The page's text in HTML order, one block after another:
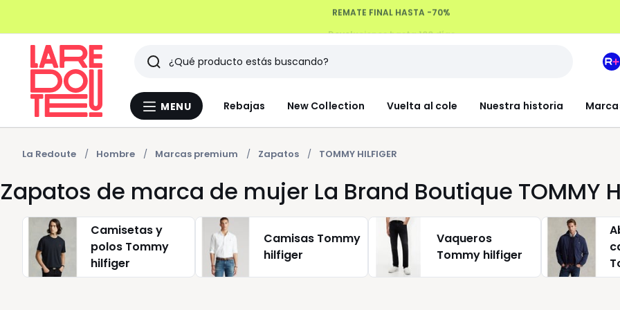
Devoluciones hasta 100 días
Menu
MENU Rebajas New Collection Vuelta al cole Nuestra historia
Buscar
Últimos
artículos
vistos
Mi
La Redoute Hombre Marcas premium Zapatos TOMMY HILFIGER
Zapatos de marca de mujer La Brand Boutique TOMMY
Camisetas y
polos Tommy
hilfiger
Camisas Tommy
hilfiger
Vaqueros
Tommy hilfiger